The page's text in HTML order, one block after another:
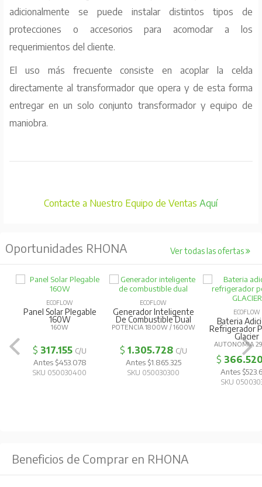
adicionalmente se puede instalar distintos tipos de
protecciones o accesorios para acomodar a los
requerimientos del cliente.
El uso más frecuente consiste en acoplar la celda
directamente al transformador que opera y de esta forma
entregar en un solo conjunto transformador y equipo de
maniobra.
Contacte a Nuestro Equipo de VentasAquí
Oportunidades RHONA Ver todas las ofertas
ECOFLOW
Panel Solar Plegable
160W
160W
$ 317.155 C/U
Antes $453.078
SKU 050030400
ECOFLOW
Generador Inteligente
De Combustible Dual
POTENCIA 1800W / 1600W
$ 1.305.728 C/U
Antes $1.865.325
SKU 050030300
ECOFLOW
Bateria
Refrigerador
Glacier
AUTONOMIA
$
Antes
SKU
Beneficios de Comprar en RHONA